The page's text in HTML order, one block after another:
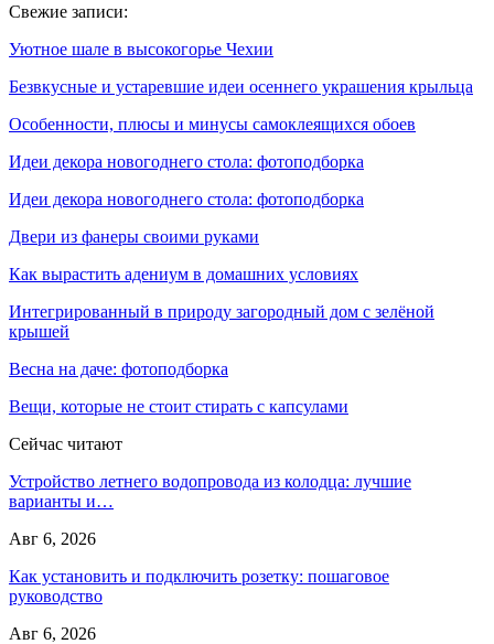
Свежие записи:
Уютное шале в высокогорье Чехии
Безвкусные и устаревшие идеи осеннего украшения крыльца
Особенности, плюсы и минусы самоклеящихся обоев
Идеи декора новогоднего стола: фотоподборка
Идеи декора новогоднего стола: фотоподборка
Двери из фанеры своими руками
Как вырастить адениум в домашних условиях
Интегрированный в природу загородный дом с зелёной
крышей
Весна на даче: фотоподборка
Вещи, которые не стоит стирать с капсулами
Сейчас читают
Устройство летнего водопровода из колодца: лучшие
варианты и…
Авг 6, 2026
Как установить и подключить розетку: пошаговое
руководство
Авг 6, 2026